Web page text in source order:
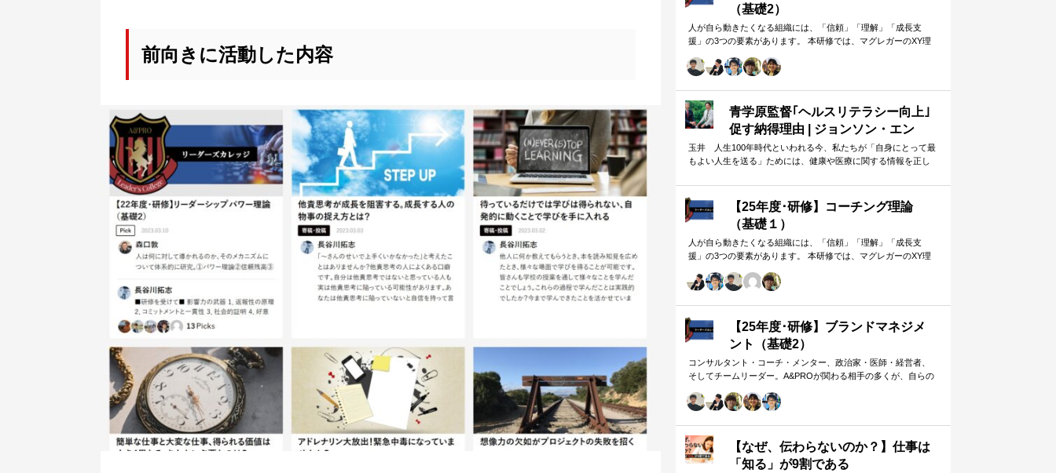
前向きに活動した内容
（基礎2）
人が自ら動きたくなる組織には、「信頼」「理解」「成長支
援」の3つの要素があります。 本研修では、マグレガーのXY理
「人はなぜ動くのか」「どうすれば自ら動くようになるのか」
顧客対応の難航など）を、“人間理解”を通して紐解く実践型のプ
ログラムです。
青学原監督｢ヘルスリテラシー向上｣
促す納得理由 | ジョンソン・エン
ド・ジョンソン | 東洋経済オンライ
ン
玉井 人生100年時代といわれる今、私たちが「自身にとって最
もよい人生を送る」ためには、健康や医療に関する情報を正し
【25年度･研修】コーチング理論
（基礎１）
人が自ら動きたくなる組織には、「信頼」「理解」「成長支
援」の3つの要素があります。 本研修では、マグレガーのXY理
「人はなぜ動くのか」「どうすれば自ら動くようになるのか」
顧客対応の難航など）を、“人間理解”を通して紐解く実践型のプ
ログラムです。
【25年度･研修】ブランドマネジメ
ント（基礎2）
コンサルタント・コーチ・メンター、政治家・医師・経営者、
そしてチームリーダー。A&PROが関わる相手の多くが、自らの
【なぜ、伝わらないのか？】仕事は
「知る」が9割である